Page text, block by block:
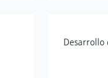
Desarrollo